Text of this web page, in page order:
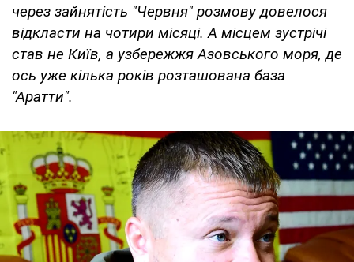
через зайнятість "Червня" розмову довелося
відкласти на чотири місяці. А місцем зустрічі
став не Київ, а узбережжя Азовського моря, де
ось уже кілька років розташована база
"Аратти".